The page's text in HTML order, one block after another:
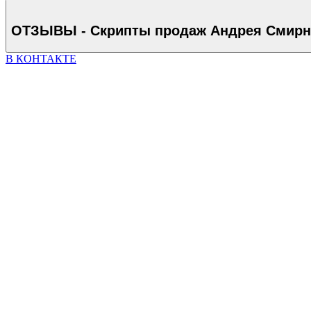
ОТЗЫВЫ - Скрипты продаж Андрея
В КОНТАКТЕ